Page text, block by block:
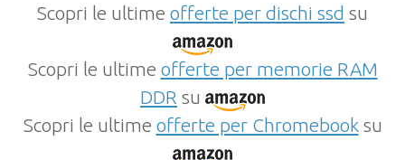
Scopri le ultime offerte per dischi ssd su
Scopri le ultime offerte per memorie RAM
DDR su
Scopri le ultime offerte per Chromebooksu